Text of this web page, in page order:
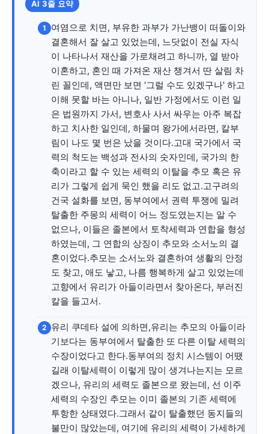
ENG
커뮤니티
자유게시판 미니게임 운세 풀이
서비스 & 앱
수완뉴스 추천 서비스
스토어 수완 키즈 청년공감 청라온
멤버십 소개 이니셔티브
커리어
기자단 참여
저널리즘 바이브
출판서비스
보도자료 작성 서비스
스위프트 하이브
라라프레스
ENG
커뮤니티
자유게시판 미니게임 운세 풀이
서비스 & 앱
수완뉴스 추천 서비스
스토어 수완 키즈 청년공감 청라온
멤버십 소개 이니셔티브
커리어
기자단 참여
저널리즘 바이브
출판서비스
보도자료 작성 서비스
스위프트 하이브
라라프레스
세대 지향 매체, 수완뉴스
AI 3줄 요약
1
여염으로 치면, 부유한 과부가 가난뱅이 떠돌이와
결혼해서 잘 살고 있었는데, 느닷없이 전실 자식
이 나타나서 재산을 가로채려고 하니까, 열 받아
이혼하고, 혼인 때 가져온 재산 챙겨서 딴 살림 차
린 꼴인데, 액면만 보면 '그럴 수도 있겠구나' 하고
이해 못할 바는 아니나, 일반 가정에서도 이런 일
은 법원까지 가서, 변호사 사서 싸우는 아주 복잡
하고 치사한 일인데, 하물며 왕가에서라면, 칼부
림이 나도 몇 번은 났을 것이다.고대 국가에서 국
력의 척도는 백성과 전사의 숫자인데, 국가의 한
축이라고 할 수 있는 세력의 이탈을 추모 혹은 유
리가 그렇게 쉽게 묵인 했을 리도 없고.고구려의
건국 설화를 보면, 동부여에서 권력 투쟁에 밀려
탈출한 주몽의 세력이 어느 정도였는지는 알 수
없으나, 이들은 졸본에서 토착세력과 연합을 형성
하였는데, 그 연합의 상징이 추모와 소서노의 결
혼이었다.추모는 소서노와 결혼하여 생활의 안정
도 찾고, 애도 낳고, 나름 행복하게 살고 있었는데
고향에서 유리가 아들이라면서 찾아온다, 부러진
칼을 들고서.
2 유리 쿠데타 설에 의하면,유리는 추모의 아들이라
기보다는 동부여에서 탈출한 또 다른 이탈 세력의
수장이었다고 한다.동부여의 정치 시스템이 어땠
길래 이탈세력이 이렇게 많이 생겨나는지는 모르
겠으나, 유리의 세력도 졸본으로 왔는데, 선 이주
세력의 수장인 추모는 이미 졸본의 기존 세력에
투항한 상태였다.그래서 같이 탈출했던 동지들의
불만이 많았는데, 여기에 유리의 세력이 가세하게